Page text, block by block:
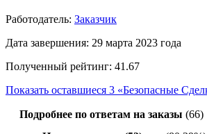
Работодатель: Заказчик
Дата завершения: 29 марта 2023 года
Полученный рейтинг: 41.67
Показать оставшиеся 3 «Безопасные
Подробнее по ответам на заказы (66)